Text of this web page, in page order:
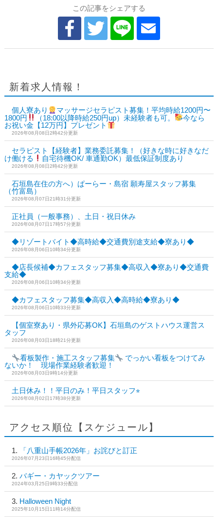
この記事をシェアする
新着求人情報！
個人寮あり
マッサージセラピスト募集！平均時給1200円〜
1800円
（18:00以降時給250円up）未経験者も可。
今なら
お祝い金【12万円】プレゼント
2026年08月08日2時42分更新
セラピスト【経験者】業務委託募集！（好きな時に好きなだ
け働ける
自宅待機OK/ 車通勤OK）最低保証制度あり
2026年08月08日2時42分更新
石垣島在住の方へ）ぱーらー・島宿 願寿屋スタッフ募集
（竹富島）
2026年08月07日21時31分更新
正社員（一般事務）、土日・祝日休み
2026年08月07日17時57分更新
◆リゾートバイト◆高時給◆交通費別途支給◆寮あり◆
2026年08月06日10時34分更新
◆店長候補◆カフェスタッフ募集◆高収入◆寮あり◆交通費
支給◆
2026年08月06日10時34分更新
◆カフェスタッフ募集◆高収入◆高時給◆寮あり◆
2026年08月06日10時33分更新
【個室寮あり・県外応募OK】石垣島のゲストハウス運営ス
タッフ
2026年08月03日18時21分更新
看板製作・施工スタッフ募集
でっかい看板をつけてみ
ないか！ 現場作業経験者歓迎！
2026年08月03日9時14分更新
土日休み！！平日のみ！平日スタッフ⭐︎
2026年08月02日17時38分更新
アクセス順位【スケジュール】
「八重山手帳2026年」お詫びと訂正
2026年07月23日16時45分配信
バギー・カヤックツアー
2024年03月25日9時33分配信
Halloween Night
2025年10月15日11時14分配信